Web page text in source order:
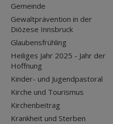
Gemeinde
Gewaltprävention in der
Diözese Innsbruck
Glaubensfrühling
Heiliges Jahr 2025 - Jahr der
Hoffnung
Kinder- und Jugendpastoral
Kirche und Tourismus
Kirchenbeitrag
Krankheit und Sterben